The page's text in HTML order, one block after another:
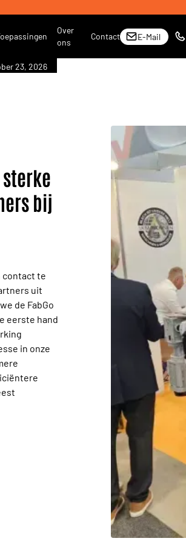
Over
ons
Contact E-Mail
23, 2026
sterke
bij
contact te
uit
de FabGo
eerste hand
in onze